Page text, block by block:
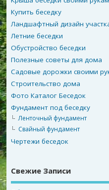
Купить беседку
Ландшафтный дизайн
Летние беседки
Обустройство беседки
Полезные советы для дома
Садовые дорожки своими
Строительство дома
Фото Каталог Беседок
Фундамент под беседку
Ленточный фундамент
Свайный фундамент
Чертежи беседок
Свежие Записи